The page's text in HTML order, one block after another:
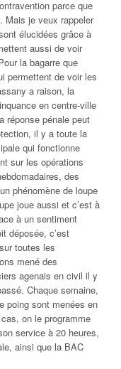
parce que
Mais je veux rappeler
élucidées grâce à
aussi de voir
la bagarre que
permettent de voir les
a raison, la
en centre-ville
réponse pénale peut
il y a toute la
qui fonctionne
sur les opérations
des
phénomène de loupe
joue aussi et c’est à
à un sentiment
déposée, c’est
toutes les
mené des
agenais en civil il y
Chaque semaine,
poing sont menées en
on le programme
service à 20 heures,
ainsi que la BAC